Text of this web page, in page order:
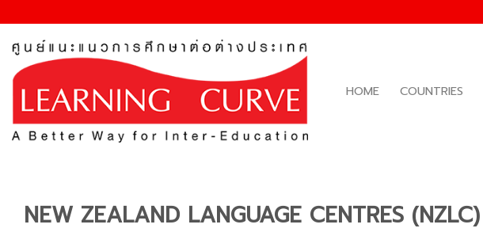
to
content
HOME COUNTRIES
NEW ZEALAND LANGUAGE CENTRES (NZLC)